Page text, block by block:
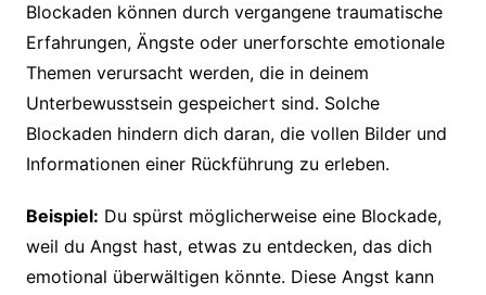
Blockaden können durch vergangene traumatische
Erfahrungen, Ängste oder unerforschte emotionale
Themen verursacht werden, die in deinem
Unterbewusstsein gespeichert sind. Solche
Blockaden hindern dich daran, die vollen Bilder und
Informationen einer Rückführung zu erleben.
Beispiel: Du spürst möglicherweise eine Blockade,
weil du Angst hast, etwas zu entdecken, das dich
emotional überwältigen könnte. Diese Angst kann